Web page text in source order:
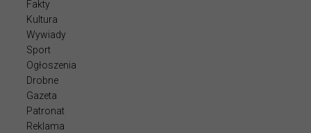
Fakty
Kultura
Wywiady
Sport
Ogłoszenia
Drobne
Gazeta
Patronat
Reklama